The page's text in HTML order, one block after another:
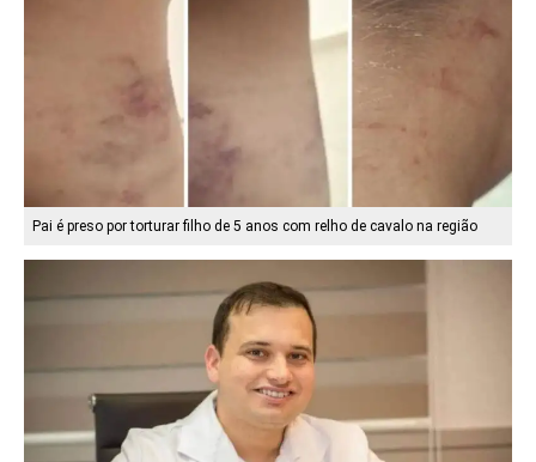
Pai é preso por torturar filho de 5 anos com relho de cavalo na região